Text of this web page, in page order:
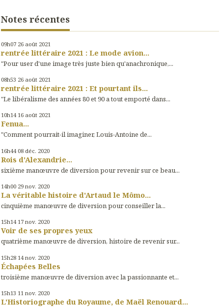
Notes récentes
09h07 26 août 2021
rentrée littéraire 2021 : Le mode avion...
"Pour user d'une image très juste bien qu'anachronique,...
08h53 26 août 2021
rentrée littéraire 2021 : Et pourtant ils...
"Le libéralisme des années 80 et 90 a tout emporté dans...
10h14 16 août 2021
Fenua...
"Comment pourrait-il imaginer, Louis-Antoine de...
16h44 08 déc. 2020
Rois d'Alexandrie...
sixième manœuvre de diversion pour revenir sur ce beau...
14h00 29 nov. 2020
La véritable histoire d'Artaud le Mômo...
cinquième manœuvre de diversion pour conseiller la...
15h14 17 nov. 2020
Voir de ses propres yeux
quatrième manœuvre de diversion, histoire de revenir sur...
15h28 14 nov. 2020
Échapées Belles
troisième manœuvre de diversion avec la passionnante et...
15h13 11 nov. 2020
L'Historiographe du Royaume, de Maël Renouard...